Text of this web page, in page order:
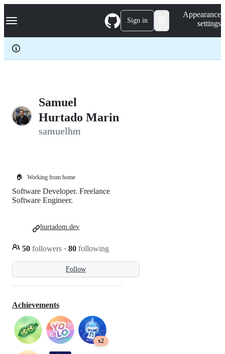
k
p
c
Navigation Menu Sign in
Appearance
settings
Samuel
Hurtado Marin
samuelhm
🏠 Working from home
Follow
Software Developer. Freelance
Software Engineer.
50 followers · 80 following
hurtadom.dev
Achievements
x2